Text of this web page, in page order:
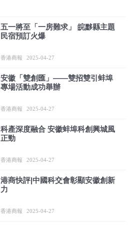
五一將至「一房難求」 皖黟縣主題
民宿預訂火爆
香港商報 2025-04-27
安徽「雙創匯」——雙招雙引蚌埠
專場活動成功舉辦
香港商報 2025-04-27
科產深度融合 安徽蚌埠科創興城風
正勁
香港商報 2025-04-27
港商快評|中國科交會彰顯安徽創新
力
香港商報 2025-04-27